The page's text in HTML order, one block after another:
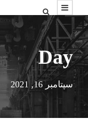
Day
سپتامبر 16, 2021